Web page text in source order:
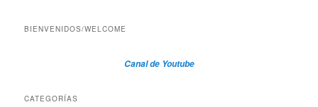
BIENVENIDOS/WELCOME
Canal de Youtube
CATEGORÍAS